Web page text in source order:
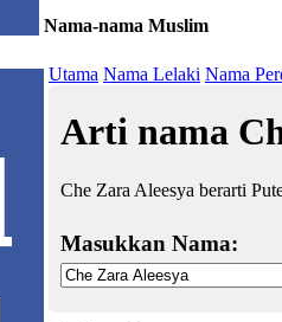
Nama-nama Muslim
Utama Nama Lelaki Nama
Arti nama
Che Zara Aleesya berarti
Masukkan Nama: